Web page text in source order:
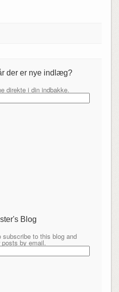
der er nye indlæg?
direkte i din indbakke.
Blog
subscribe to this blog and
by email.